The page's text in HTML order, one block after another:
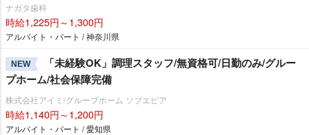
ナガタ歯科
時給1,225円～1,300円
アルバイト・パート / 神奈川県
NEW
「未経験OK」調理スタッフ/無資格可/日勤のみ/グルー
プホーム/社会保障完備
株式会社アイミ/グループホーム ソブエピア
時給1,140円～1,200円
アルバイト・パート / 愛知県